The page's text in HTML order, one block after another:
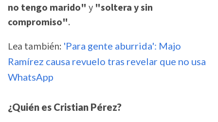
no tengo marido" y "soltera y sin
compromiso".
Lea también: 'Para gente aburrida': Majo
Ramírez causa revuelo tras revelar que no usa
WhatsApp
¿Quién es Cristian Pérez?